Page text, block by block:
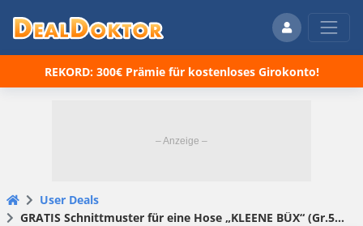
REKORD: 300€ Prämie für kostenloses Girokonto!
User Deals
GRATIS Schnittmuster für eine Hose „KLEENE BÜX“ (Gr.50/56 bis 104) kostenlos downloaden bei Makerist